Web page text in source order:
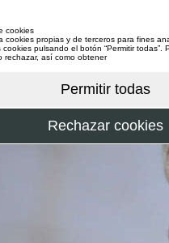
cookies
cookies propias y de terceros para fines
pulsando el botón “Permitir todas”.
o rechazar, así como obtener